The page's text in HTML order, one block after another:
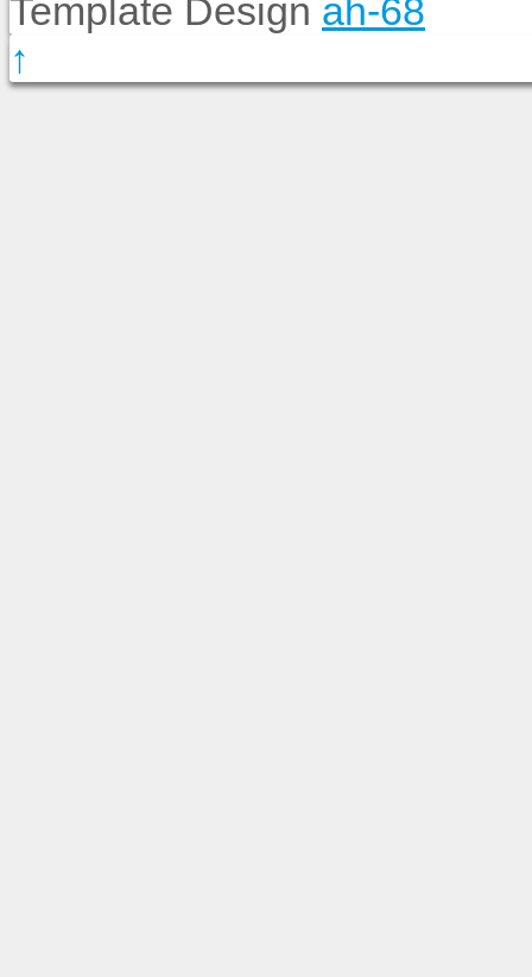
Template Design ah-68
↑